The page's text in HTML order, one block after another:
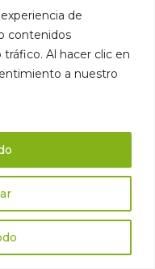
de
contenidos
Al hacer clic en
a nuestro
Estos
en albergues,
a
de
es el
haber
a
emitido por
Santiago,
Media,